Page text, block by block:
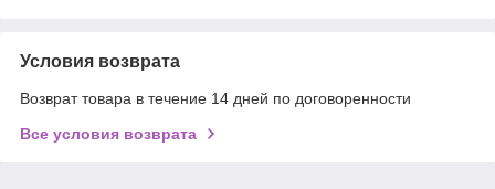
Условия возврата
Возврат товара в течение 14 дней по договоренности
Все условия возврата